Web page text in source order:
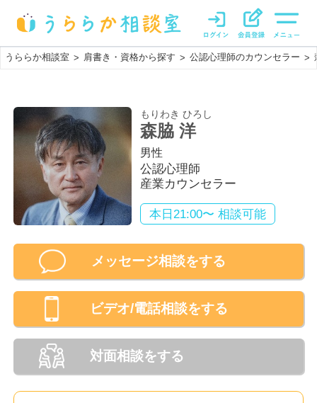
うららか相談室 > 肩書き・資格から探す > 公認心理師のカウンセラー >
もりわき ひろし
森脇 洋
男性
公認心理師
産業カウンセラー
本日21:00〜 相談可能
メッセージ相談をする
ビデオ/電話相談をする
対面相談をする